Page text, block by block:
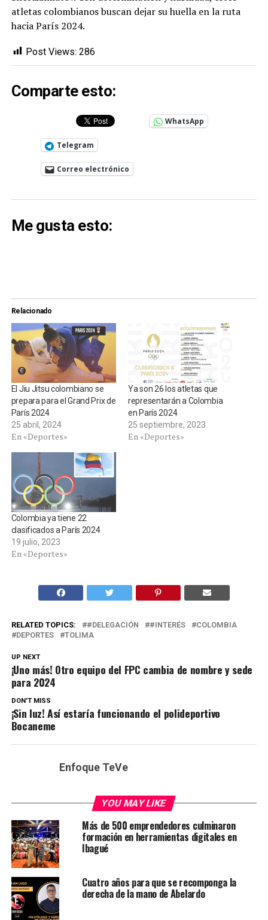
atletas colombianos buscan dejar su huella en la ruta
hacia París 2024.
Post Views: 286
Comparte esto:
WhatsApp
Telegram
Correo electrónico
Me gusta esto:
Relacionado
El Jiu Jitsu colombiano se
prepara para el Grand Prix de
París 2024
25 abril, 2024
En «Deportes»
Ya son 26 los atletas que
representarán a Colombia
en París 2024
25 septiembre, 2023
En «Deportes»
Colombia ya tiene 22
clasificados a París 2024
19 julio, 2023
En «Deportes»
RELATED TOPICS: #DELEGACIÓN #INTERÉS
COLOMBIA
DEPORTES
TOLIMA
UP NEXT
¡Uno más! Otro equipo del FPC cambia de nombre y sede
para 2024
DON'T MISS
¡Sin luz! Así estaría funcionando el polideportivo
Bocaneme
Enfoque TeVe
YOU MAY LIKE
Más de 500 emprendedores culminaron
formación en herramientas digitales en
Ibagué
Cuatro años para que se recomponga la
derecha de la mano de Abelardo